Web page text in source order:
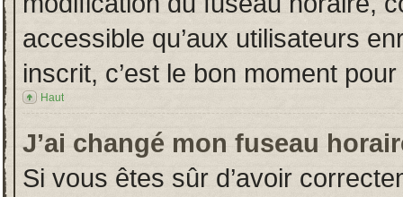
accessible qu’aux utilisateurs
inscrit, c’est le bon moment
Haut
J’ai changé mon fuseau
Si vous êtes sûr d’avoir